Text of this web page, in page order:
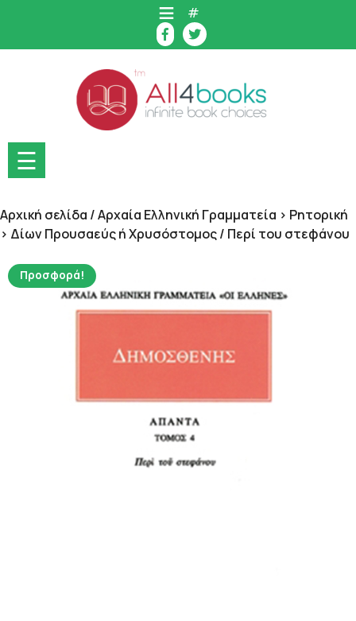
content
#
☰
Αρχική σελίδα /Αρχαία Ελληνική Γραμματεία > Ρητορική
> Δίων Προυσαεύς ή Χρυσόστομος/ Περί του στεφάνου
Προσφορά!